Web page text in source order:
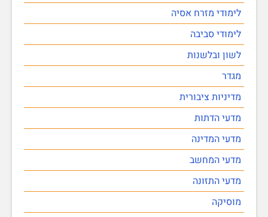
לימודי מזרח אסיה
לימודי סביבה
לשון ובלשנות
מגדר
מדיניות ציבורית
מדעי הדתות
מדעי המדינה
מדעי המחשב
מדעי התזונה
מוסיקה